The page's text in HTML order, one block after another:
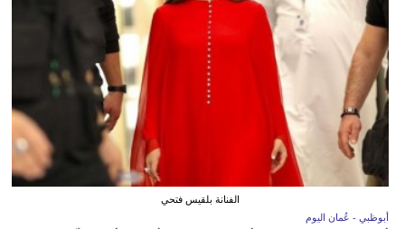
الفنانة بلقيس فتحي
أبوظبي - عُمان اليوم